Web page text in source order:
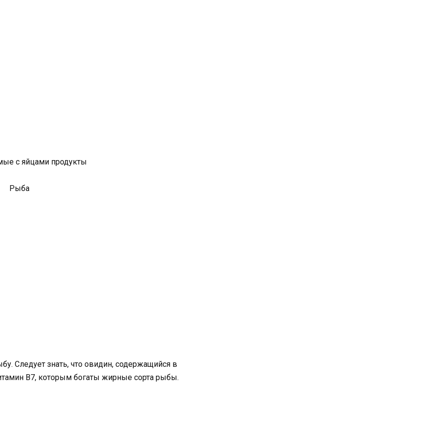
с яйцами продукты
Рыба
Следует знать, что овидин, содержащийся в
В7, которым богаты жирные сорта рыбы.